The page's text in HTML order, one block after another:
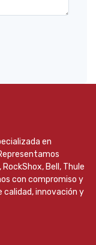
en
Bell, Thule
con compromiso y
innovación y